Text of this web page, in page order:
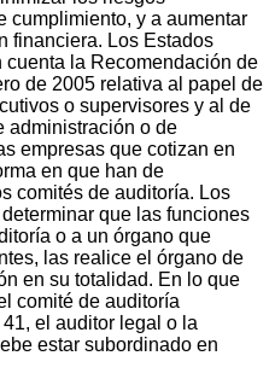
cumplimiento, y a aumentar
financiera. Los Estados
cuenta la Recomendación de
de 2005 relativa al papel de
o supervisores y al de
administración o de
empresas que cotizan en
en que han de
comités de auditoría. Los
que las funciones
o a un órgano que
las realice el órgano de
en su totalidad. En lo que
comité de auditoría
el auditor legal o la
estar subordinado en